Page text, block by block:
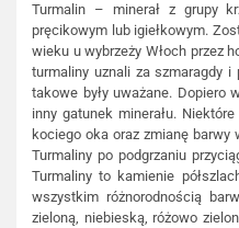
Turmalin – minerał z grupy
pręcikowym lub igiełkowym.
wieku u wybrzeży Włoch przez
turmaliny uznali za szmaragdy i
takowe były uważane. Dopiero
inny gatunek minerału.
kociego oka oraz zmianę barwy
Turmaliny po podgrzaniu
Turmaliny to kamienie
wszystkim różnorodnością
zieloną, niebieską, różowo